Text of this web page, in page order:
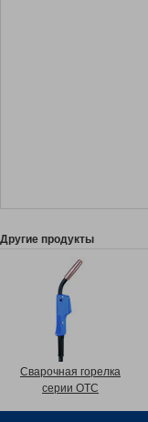
Другие продукты
Сварочная горелка
серии OTC